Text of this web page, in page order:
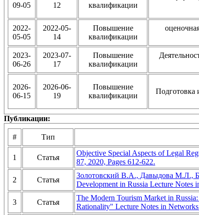
09-05
12
квалификации
2022-
05-05
2022-05-
14
Повышение
квалификации
2023-
06-26
2023-07-
17
Повышение
квалификации
2026-
06-15
2026-06-
19
Повышение
квалификации
Подготовка
Публикации:
# Тип
1 Статья
Objective Special Aspects of Legal
87, 2020, Pages 612-622.
2 Статья
Золотовский В.А., Давыдова М.Л.,
Development in Russia Lecture Notes
3 Статья
The Modern Tourism Market in
Rationality" Lecture Notes in